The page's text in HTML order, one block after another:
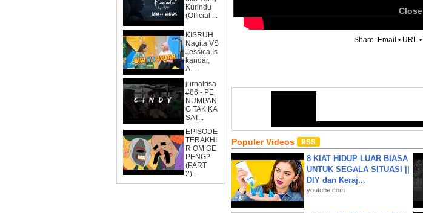
Kurindu
(Official ...
KISRUH
Nagita VS
Jessica Is
kandar,
A...
jurnalrisa
#86 - PE
NUMPAN
G TAK KA
SAT...
EPISODE
TERAKHI
R OM GE
PENG?
(PART
2)...
Close
Share: Email • URL •
Populer Videos
8 KIAT HIDUP LUAR BIASA
UNTUK SEGALA SITUASI ||
DIY dan Keraj...
youtube.com